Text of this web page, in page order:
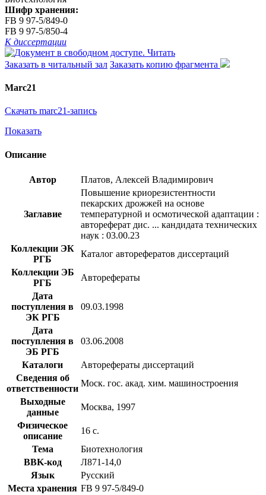
Шифр хранения:
FB 9 97-5/849-0
FB 9 97-5/850-4
К диссертации
Читать
Заказать в читальный зал Заказать копию фрагмента
Marc21
Скачать marc21-запись
Показать
Описание
Автор Платов, Алексей Владимирович
Заглавие
Повышение криорезистентности
пекарских дрожжей на основе
температурной и осмотической адаптации :
автореферат дис. ... кандидата технических
наук : 03.00.23
Коллекции ЭК
РГБ
Каталог авторефератов диссертаций
Коллекции ЭБ
РГБ
Авторефераты
Дата
поступления в
ЭК РГБ
09.03.1998
Дата
поступления в
ЭБ РГБ
03.06.2008
Каталоги
Авторефераты диссертаций
Сведения об
ответственности
Моск. гос. акад. хим. машиностроения
Выходные
данные
Москва, 1997
Физическое
описание
16 с.
Тема
Биотехнология
BBK-код
Л871-14,0
Язык
Русский
Места хранения FB 9 97-5/849-0